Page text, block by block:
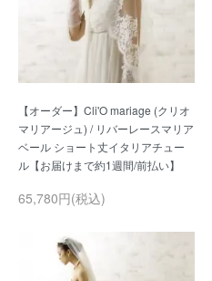
【オーダー】Cli'O mariage (クリオ
マリアージュ) / リバーレースマリア
ベール ショート丈イタリアチュー
65,780円(税込)